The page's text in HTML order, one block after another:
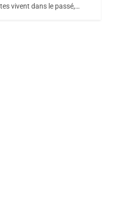
: Les Amandes
vivent dans le passé,…